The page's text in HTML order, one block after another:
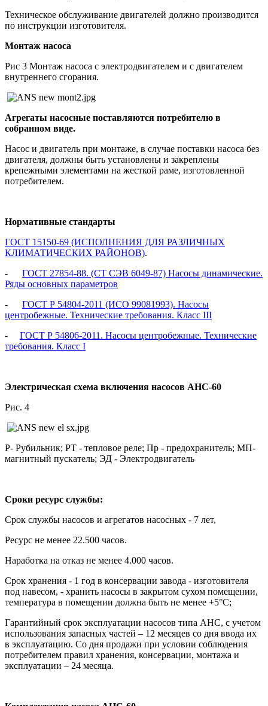
Техническое обслуживание двигателей должно производится
по инструкции изготовителя.
Монтаж насоса
Рис 3 Монтаж насоса с электродвигателем и с двигателем
внутреннего сгорания.
Агрегаты насосные поставляются потребителю в
собранном виде.
Насос и двигатель при монтаже, в случае поставки насоса без
двигателя, должны быть установлены и закреплены
крепежными элементами на жесткой раме, изготовленной
потребителем.
Нормативные стандарты
ГОСТ 15150-69 (ИСПОЛНЕНИЯ ДЛЯ РАЗЛИЧНЫХ
КЛИМАТИЧЕСКИХ РАЙОНОВ).
- ГОСТ 27854-88. (СТ СЭВ 6049-87) Насосы динамические.
Ряды основных параметров
- ГОСТ Р 54804-2011 (ИСО 99081993). Насосы
центробежные. Технические требования. Класс III
- ГОСТ Р 54806-2011. Насосы центробежные. Технические
требования. Класс I
Электрическая схема включения насосов АНС-60
Рис. 4
Р- Рубильник; РТ - тепловое реле; Пр - предохранитель; МП-
магнитный пускатель; ЭД - Электродвигатель
Сроки ресурс службы:
Срок службы насосов и агрегатов насосных - 7 лет,
Ресурс не менее 22.500 часов.
Наработка на отказ не менее 4.000 часов.
Срок хранения - 1 год в консервации завода - изготовителя
под навесом, - хранить насосы в закрытом сухом помещении,
температура в помещении должна быть не менее +5°С;
Гарантийный срок эксплуатации насосов типа АНС, с учетом
использования запасных частей – 12 месяцев со дня ввода их
в эксплуатацию. Со дня продажи при условии соблюдения
потребителем правил хранения, консервации, монтажа и
эксплуатации – 24 месяца.